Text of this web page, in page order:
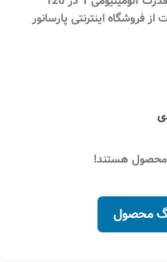
محصول هستند!
محصول